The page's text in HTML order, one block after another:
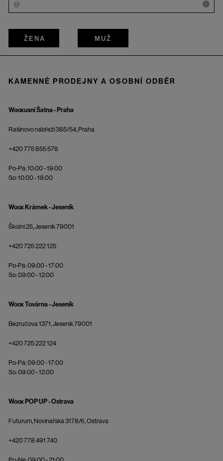
i
ŽENA MUŽ
KAMENNÉ PRODEJNY A OSOBNÍ ODBĚR
Wooxusní Šatna - Praha
Rašínovo nábřeží 385/54, Praha
+420 775 855 578
Po-Pá: 10:00 - 19:00
So: 10:00 - 18:00
Woox Krámek - Jeseník
Školní 25, Jeseník 79001
+420 725 222 125
Po-Pá: 09:00 - 17:00
So: 09:00 - 12:00
Woox Továrna - Jeseník
Bezručova 1371, Jeseník 79001
+420 725 222 124
Po-Pá: 09:00 - 17:00
So: 09:00 - 12:00
Woox POP UP - Ostrava
Futurum, Novinářská 3178/6, Ostrava
+420 778 491 740